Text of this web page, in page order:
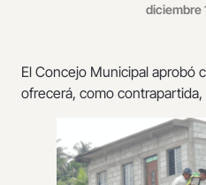
diciembre
El Concejo Municipal aprobó
ofrecerá, como